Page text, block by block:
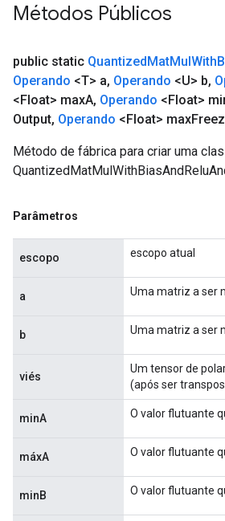
Métodos Públicos
public static QuantizedMatMulWith
Operando <T> a, Operando <U> b,
<Float> maxA, Operando <Float>
Output, Operando <Float> max
Método de fábrica para criar uma
Parâmetros
escopo escopo atual
a Uma matriz a ser
b Uma matriz a ser
viés
Um tensor de
(após ser
minA O valor flutuante
máxA O valor flutuante
minB O valor flutuante